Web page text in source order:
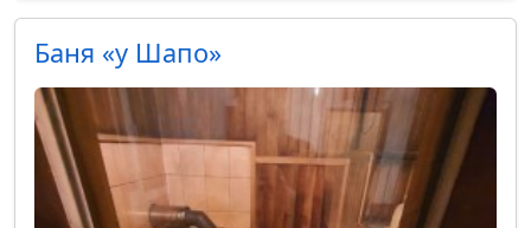
Баня «у Шапо»